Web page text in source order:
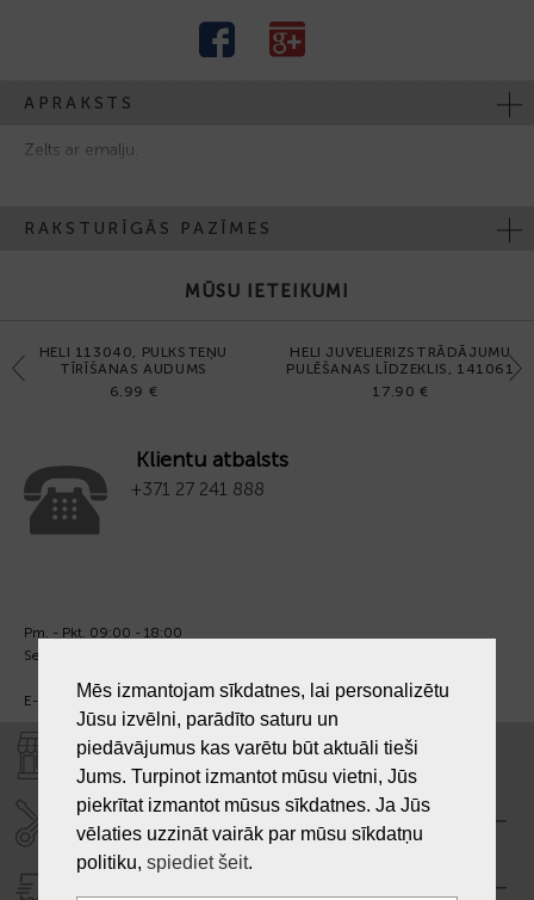
APRAKSTS
Zelts ar emalju.
RAKSTURĪGĀS PAZĪMES
MŪSU IETEIKUMI
Previous
HELI 113040, PULKSTEŅU
TĪRĪŠANAS AUDUMS
6.99 €
HELI JUVELIERIZSTRĀDĀJUMU
PULĒŠANAS LĪDZEKLIS, 141061
17.90 €
Next
Klientu atbalsts
+371 27 241 888
Pm. - Pkt. 09:00 - 18:00
Sest. un Sv. - brīvs.
E-pasts:info@laiksjewellery.lv
VEIKALI "LAIKS"
SERVISA CENTRS "LAIKS"
Mēs izmantojam sīkdatnes, lai personalizētu
Jūsu izvēlni, parādīto saturu un
piedāvājumus kas varētu būt aktuāli tieši
Jums. Turpinot izmantot mūsu vietni, Jūs
piekrītat izmantot mūsus sīkdatnes. Ja Jūs
vēlaties uzzināt vairāk par mūsu sīkdatņu
politiku, spiediet šeit.